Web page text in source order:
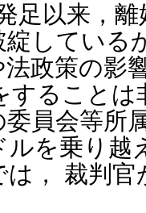
足以来，
綻してい
政策の影
すること
員会等所
ルを乗り越
は， 裁判